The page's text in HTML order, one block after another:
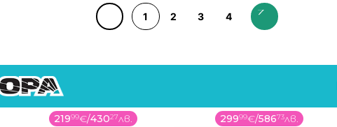
1 2 3 4
21999€/43027лв. 29999€/58673лв.